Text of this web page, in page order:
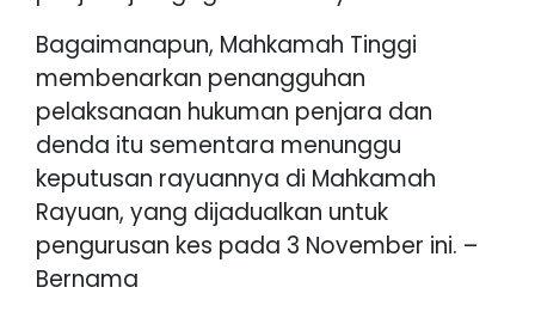
Bagaimanapun, Mahkamah Tinggi
membenarkan penangguhan
pelaksanaan hukuman penjara dan
denda itu sementara menunggu
keputusan rayuannya di Mahkamah
Rayuan, yang dijadualkan untuk
pengurusan kes pada 3 November ini. –
Bernama